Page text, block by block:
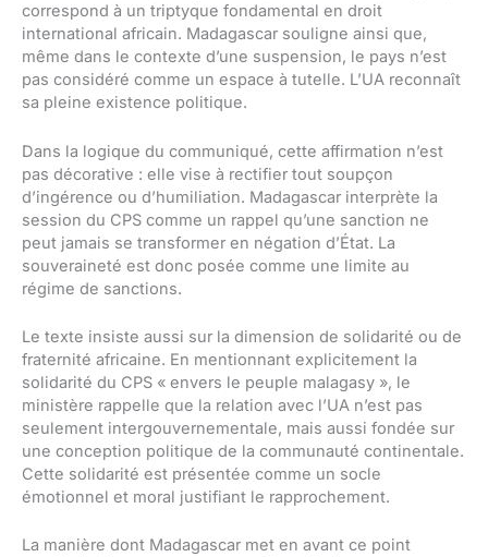
correspond à un triptyque fondamental en droit
international africain. Madagascar souligne ainsi que,
même dans le contexte d’une suspension, le pays n’est
pas considéré comme un espace à tutelle. L’UA reconnaît
sa pleine existence politique.
Dans la logique du communiqué, cette affirmation n’est
pas décorative : elle vise à rectifier tout soupçon
d’ingérence ou d’humiliation. Madagascar interprète la
session du CPS comme un rappel qu’une sanction ne
peut jamais se transformer en négation d’État. La
souveraineté est donc posée comme une limite au
régime de sanctions.
Le texte insiste aussi sur la dimension de solidarité ou de
fraternité africaine. En mentionnant explicitement la
solidarité du CPS « envers le peuple malagasy », le
ministère rappelle que la relation avec l’UA n’est pas
seulement intergouvernementale, mais aussi fondée sur
une conception politique de la communauté continentale.
Cette solidarité est présentée comme un socle
émotionnel et moral justifiant le rapprochement.
La manière dont Madagascar met en avant ce point